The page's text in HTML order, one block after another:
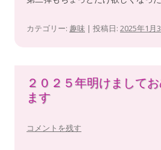
カテゴリー: 趣味 | 投稿日: 2025年1月
２０２５年明けまして
ます
コメントを残す